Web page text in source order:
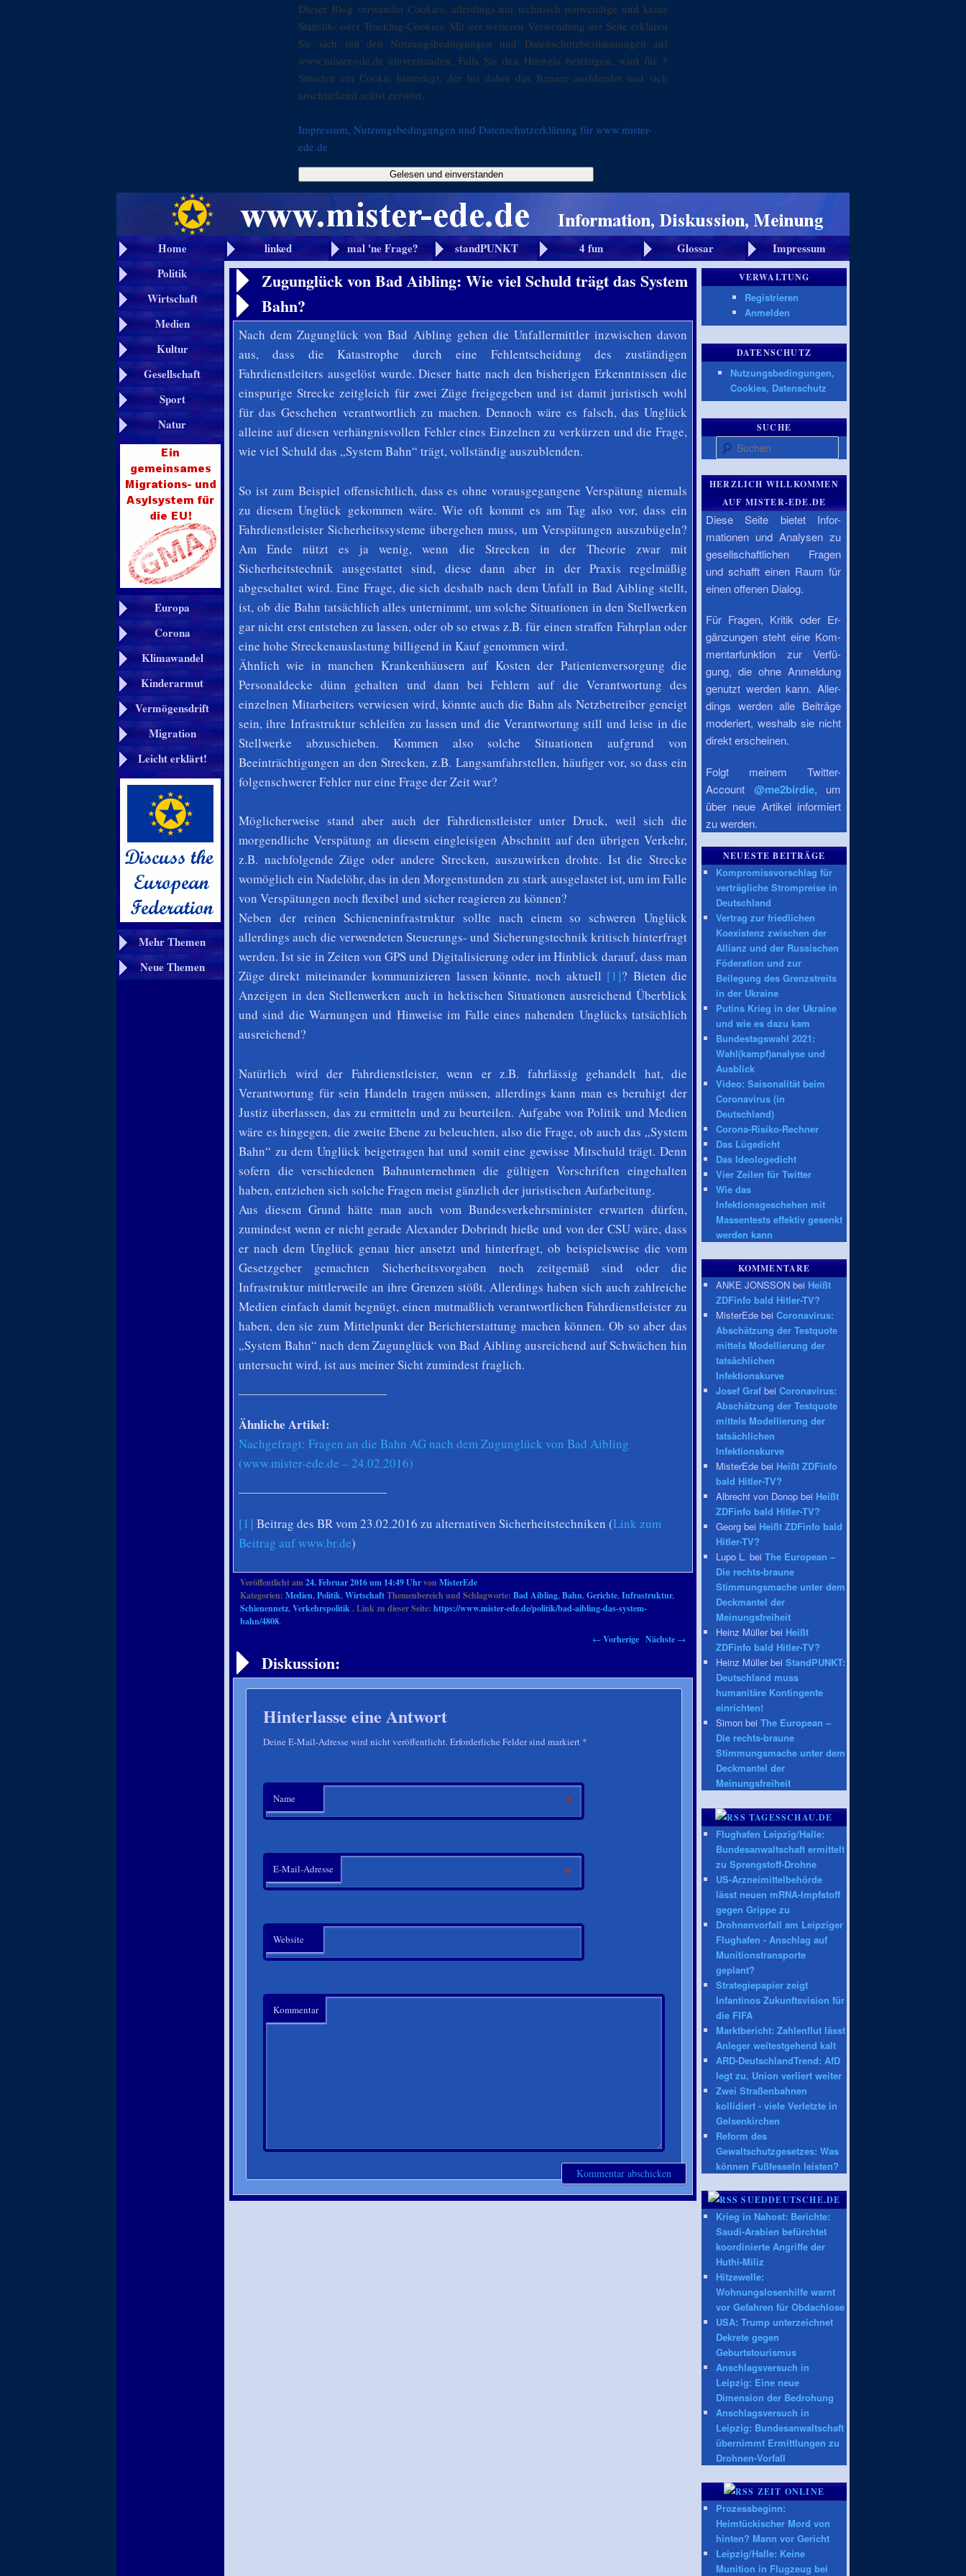
Dieser Blog verwendet Cookies, allerdings nur technisch notwendige und keine
Statistik- oder Tracking-Cookies. Mit der weiteren Verwendung der Seite erklären
Sie sich mit den Nutzungsbedingungen und Datenschutzbestimmungen auf
www.mister-ede.de einverstanden. Falls Sie den Hinweis bestätigen, wird für 3
Stunden ein Cookie hinterlegt, der bis dahin das Banner ausblendet und sich
anschließend selbst zerstört.
Impressum, Nutzungsbedingungen und Datenschutzerklärung für www.mister-
ede.de
Gelesen und einverstanden
Home linked mal 'ne Frage? standPUNKT 4 fun Glossar
Impressum
Politik
Wirtschaft
Medien
Kultur
Gesellschaft
Sport
Natur
Europa
Corona
Klimawandel
Kinderarmut
Vermögensdrift
Migration
Leicht erklärt!
Mehr Themen
Neue Themen
Zugunglück von Bad Aibling: Wie viel Schuld trägt das System
Bahn?
Nach dem Zugunglück von Bad Aibling gehen die Unfallermittler inzwischen davon
aus, dass die Katastrophe durch eine Fehlentscheidung des zuständigen
Fahrdienstleiters ausgelöst wurde. Dieser hatte nach den bisherigen Erkenntnissen die
einspurige Strecke zeitgleich für zwei Züge freigegeben und ist damit juristisch wohl
für das Geschehen verantwortlich zu machen. Dennoch wäre es falsch, das Unglück
alleine auf diesen verhängnisvollen Fehler eines Einzelnen zu verkürzen und die Frage,
wie viel Schuld das „System Bahn“ trägt, vollständig auszublenden.
So ist zum Beispiel offensichtlich, dass es ohne vorausgegangene Verspätung niemals
zu diesem Unglück gekommen wäre. Wie oft kommt es am Tag also vor, dass ein
Fahrdienstleister Sicherheitssysteme übergehen muss, um Verspätungen auszubügeln?
Am Ende nützt es ja wenig, wenn die Strecken in der Theorie zwar mit
Sicherheitstechnik ausgestattet sind, diese dann aber in der Praxis regelmäßig
abgeschaltet wird. Eine Frage, die sich deshalb nach dem Unfall in Bad Aibling stellt,
ist, ob die Bahn tatsächlich alles unternimmt, um solche Situationen in den Stellwerken
gar nicht erst entstehen zu lassen, oder ob so etwas z.B. für einen straffen Fahrplan oder
eine hohe Streckenauslastung billigend in Kauf genommen wird.
Ähnlich wie in manchen Krankenhäusern auf Kosten der Patientenversorgung die
Personaldecke dünn gehalten und dann bei Fehlern auf die Verantwortung des
einzelnen Mitarbeiters verwiesen wird, könnte auch die Bahn als Netzbetreiber geneigt
sein, ihre Infrastruktur schleifen zu lassen und die Verantwortung still und leise in die
Stellwerke abzuschieben. Kommen also solche Situationen aufgrund von
Beeinträchtigungen an den Strecken, z.B. Langsamfahrstellen, häufiger vor, so dass ein
folgenschwerer Fehler nur eine Frage der Zeit war?
Möglicherweise stand aber auch der Fahrdienstleister unter Druck, weil sich die
morgendliche Verspätung an diesem eingleisigen Abschnitt auf den übrigen Verkehr,
z.B. nachfolgende Züge oder andere Strecken, auszuwirken drohte. Ist die Strecke
womöglich ein Nadelöhr, das in den Morgenstunden zu stark ausgelastet ist, um im Falle
von Verspätungen noch flexibel und sicher reagieren zu können?
Neben der reinen Schieneninfrastruktur sollte nach einem so schweren Unglück
allerdings auch die verwendeten Steuerungs- und Sicherungstechnik kritisch hinterfragt
werden. Ist sie in Zeiten von GPS und Digitalisierung oder im Hinblick darauf, dass man
Züge direkt miteinander kommunizieren lassen könnte, noch aktuell [1]? Bieten die
Anzeigen in den Stellenwerken auch in hektischen Situationen ausreichend Überblick
und sind die Warnungen und Hinweise im Falle eines nahenden Unglücks tatsächlich
ausreichend?
Natürlich wird der Fahrdienstleister, wenn er z.B. fahrlässig gehandelt hat, die
Verantwortung für sein Handeln tragen müssen, allerdings kann man es beruhigt der
Justiz überlassen, das zu ermitteln und zu beurteilen. Aufgabe von Politik und Medien
wäre es hingegen, die zweite Ebene zu beleuchten, also die Frage, ob auch das „System
Bahn“ zu dem Unglück beigetragen hat und somit eine gewisse Mitschuld trägt. Denn
sofern die verschiedenen Bahnunternehmen die gültigen Vorschriften eingehalten
haben, entziehen sich solche Fragen meist gänzlich der juristischen Aufarbeitung.
Aus diesem Grund hätte man auch vom Bundesverkehrsminister erwarten dürfen,
zumindest wenn er nicht gerade Alexander Dobrindt hieße und von der CSU wäre, dass
er nach dem Unglück genau hier ansetzt und hinterfragt, ob beispielsweise die vom
Gesetzgeber gemachten Sicherheitsvorgaben noch zeitgemäß sind oder die
Infrastruktur mittlerweile an ihre Grenzen stößt. Allerdings haben sich auch zahlreiche
Medien einfach damit begnügt, einen mutmaßlich verantwortlichen Fahrdienstleister zu
haben, den sie zum Mittelpunkt der Berichterstattung machen können. Ob so aber das
„System Bahn“ nach dem Zugunglück von Bad Aibling ausreichend auf Schwächen hin
untersucht wird, ist aus meiner Sicht zumindest fraglich.
Ähnliche Artikel:
Nachgefragt: Fragen an die Bahn AG nach dem Zugunglück von Bad Aibling
(www.mister-ede.de – 24.02.2016)
[1] Beitrag des BR vom 23.02.2016 zu alternativen Sicherheitstechniken (Link zum
Beitrag auf www.br.de)
Veröffentlicht am24. Februar 2016 um 14:49 Uhrvon MisterEde
Kategorien: Medien,Politik,WirtschaftThemenbereich und Schlagworte: Bad Aibling,Bahn,Gerichte,Infrastruktur,
Schienennetz,Verkehrspolitik. Link zu dieser Seite: https://www.mister-ede.de/politik/bad-aibling-das-system-
bahn/4808.
← Vorherige Nächste →
Diskussion:
Hinterlasse eine Antwort
Deine E-Mail-Adresse wird nicht veröffentlicht. Erforderliche Felder sind markiert *
Name *
E-Mail-Adresse *
Website
Kommentar
VERWALTUNG
Registrieren
Anmelden
DATENSCHUTZ
Nutzungsbedingungen,
Cookies, Datenschutz
SUCHE
Suchen
HERZLICH WILLKOMMEN
AUF MISTER-EDE.DE
Diese Seite bietet Infor-
mationen und Analysen zu
gesellschaftlichen Fragen
und schafft einen Raum für
einen offenen Dialog.
Für Fragen, Kritik oder Er-
gänzungen steht eine Kom-
mentarfunktion zur Verfü-
gung, die ohne Anmeldung
genutzt werden kann. Aller-
dings werden alle Beiträge
moderiert, weshalb sie nicht
direkt erscheinen.
Folgt meinem Twitter-
Account @me2birdie, um
über neue Artikel informiert
zu werden.
NEUESTE BEITRÄGE
Kompromissvorschlag für
verträgliche Strompreise in
Deutschland
Vertrag zur friedlichen
Koexistenz zwischen der
Allianz und der Russischen
Föderation und zur
Beilegung des Grenzstreits
in der Ukraine
Putins Krieg in der Ukraine
und wie es dazu kam
Bundestagswahl 2021:
Wahl(kampf)analyse und
Ausblick
Video: Saisonalität beim
Coronavirus (in
Deutschland)
Corona-Risiko-Rechner
Das Lügedicht
Das Ideologedicht
Vier Zeilen für Twitter
Wie das
Infektionsgeschehen mit
Massentests effektiv gesenkt
werden kann
KOMMENTARE
ANKE JONSSON bei Heißt
ZDFinfo bald Hitler-TV?
MisterEde bei Coronavirus:
Abschätzung der Testquote
mittels Modellierung der
tatsächlichen
Infektionskurve
Josef Graf bei Coronavirus:
Abschätzung der Testquote
mittels Modellierung der
tatsächlichen
Infektionskurve
MisterEde bei Heißt ZDFinfo
bald Hitler-TV?
Albrecht von Donop bei Heißt
ZDFinfo bald Hitler-TV?
Georg bei Heißt ZDFinfo bald
Hitler-TV?
Lupo L. bei The European –
Die rechts-braune
Stimmungsmache unter dem
Deckmantel der
Meinungsfreiheit
Heinz Müller bei Heißt
ZDFinfo bald Hitler-TV?
Heinz Müller bei StandPUNKT:
Deutschland muss
humanitäre Kontingente
einrichten!
Simon bei The European –
Die rechts-braune
Stimmungsmache unter dem
Deckmantel der
Meinungsfreiheit
TAGESSCHAU.DE
Flughafen Leipzig/Halle:
Bundesanwaltschaft ermittelt
zu Sprengstoff-Drohne
US-Arzneimittelbehörde
lässt neuen mRNA-Impfstoff
gegen Grippe zu
Drohnenvorfall am Leipziger
Flughafen - Anschlag auf
Munitionstransporte
geplant?
Strategiepapier zeigt
Infantinos Zukunftsvision für
die FIFA
Marktbericht: Zahlenflut lässt
Anleger weitestgehend kalt
ARD-DeutschlandTrend: AfD
legt zu, Union verliert weiter
Zwei Straßenbahnen
kollidiert - viele Verletzte in
Gelsenkirchen
Reform des
Gewaltschutzgesetzes: Was
können Fußfesseln leisten?
SUEDDEUTSCHE.DE
Krieg in Nahost: Berichte:
Saudi-Arabien befürchtet
koordinierte Angriffe der
Huthi-Miliz
Hitzewelle:
Wohnungslosenhilfe warnt
vor Gefahren für Obdachlose
USA: Trump unterzeichnet
Dekrete gegen
Geburtstourismus
Anschlagsversuch in
Leipzig: Eine neue
Dimension der Bedrohung
Anschlagsversuch in
Leipzig: Bundesanwaltschaft
übernimmt Ermittlungen zu
Drohnen-Vorfall
ZEIT ONLINE
Prozessbeginn:
Heimtückischer Mord von
hinten? Mann vor Gericht
Leipzig/Halle: Keine
Munition in Flugzeug bei